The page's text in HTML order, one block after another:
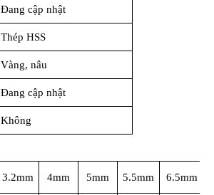
Đang cập nhật
Thép HSS
Vàng, nâu
Đang cập nhật
Không
3.2mm 4mm 5mm 5.5mm 6.5mm